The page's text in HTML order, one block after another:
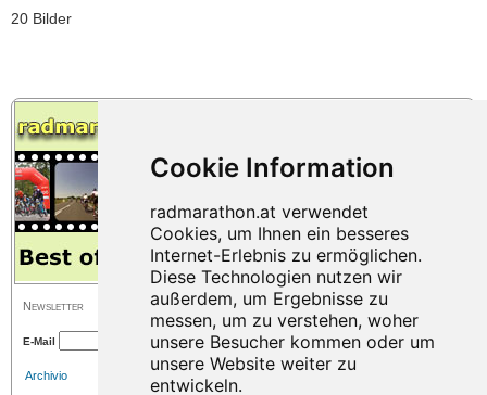
20 Bilder
Newsletter
E-Mail
Archivio